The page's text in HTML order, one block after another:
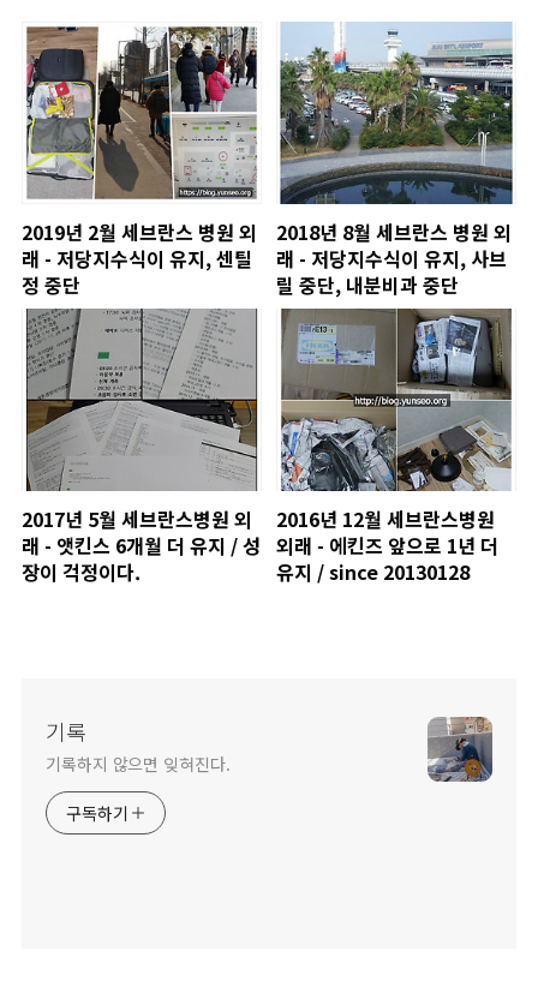
2019년 2월 세브란스 병원 외
래 - 저당지수식이 유지, 센틸
정 중단
2018년 8월 세브란스 병원 외
래 - 저당지수식이 유지, 사브
릴 중단, 내분비과 중단
2017년 5월 세브란스병원 외
래 - 앳킨스 6개월 더 유지 / 성
장이 걱정이다.
2016년 12월 세브란스병원
외래 - 에킨즈 앞으로 1년 더
유지 / since 20130128
기록
기록하지 않으면 잊혀진다.
구독하기